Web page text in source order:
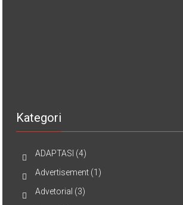
Kategori
ADAPTASI (4)
Advertisement (1)
Advetorial (3)